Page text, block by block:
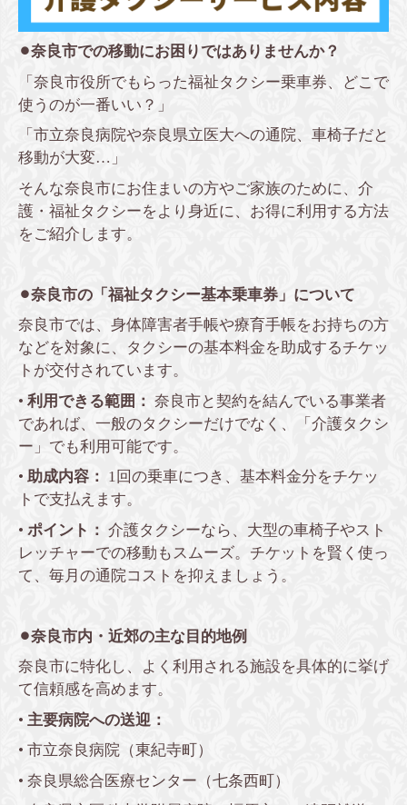
⚫︎奈良市での移動にお困りではありませんか？
「奈良市役所でもらった福祉タクシー乗車券、どこで
使うのが一番いい？」
「市立奈良病院や奈良県立医大への通院、車椅子だと
移動が大変…」
そんな奈良市にお住まいの方やご家族のために、介
護・福祉タクシーをより身近に、お得に利用する方法
をご紹介します。
⚫︎奈良市の「福祉タクシー基本乗車券」について
奈良市では、身体障害者手帳や療育手帳をお持ちの方
などを対象に、タクシーの基本料金を助成するチケッ
トが交付されています。
• 利用できる範囲： 奈良市と契約を結んでいる事業者
であれば、一般のタクシーだけでなく、「介護タクシ
ー」でも利用可能です。
• 助成内容： 1回の乗車につき、基本料金分をチケッ
トで支払えます。
• ポイント： 介護タクシーなら、大型の車椅子やスト
レッチャーでの移動もスムーズ。チケットを賢く使っ
て、毎月の通院コストを抑えましょう。
⚫︎奈良市内・近郊の主な目的地例
奈良市に特化し、よく利用される施設を具体的に挙げ
て信頼感を高めます。
• 主要病院への送迎：
• 市立奈良病院（東紀寺町）
• 奈良県総合医療センター（七条西町）